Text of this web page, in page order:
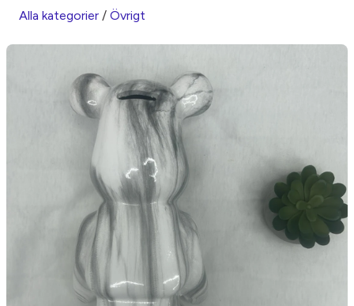
Alla kategorier / Övrigt